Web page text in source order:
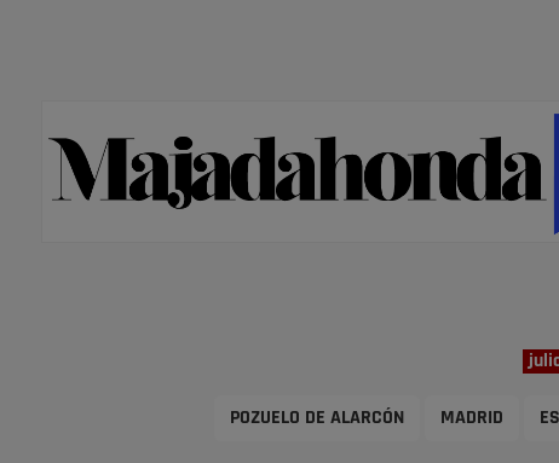
POZUELO DE ALARCÓN MADRID